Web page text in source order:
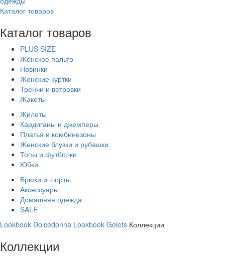
Каталог товаров
Каталог товаров
PLUS SIZE
Женское пальто
Новинки
Женские куртки
Тренчи и ветровки
Жакеты
Жилеты
Кардиганы и джемперы
Платья и комбинезоны
Женские блузки и рубашки
Топы и футболки
Юбки
Брюки и шорты
Аксессуары
Домашняя одежда
SALE
Lookbook Dolcedonna Lookbook Golets Коллекции
Коллекции